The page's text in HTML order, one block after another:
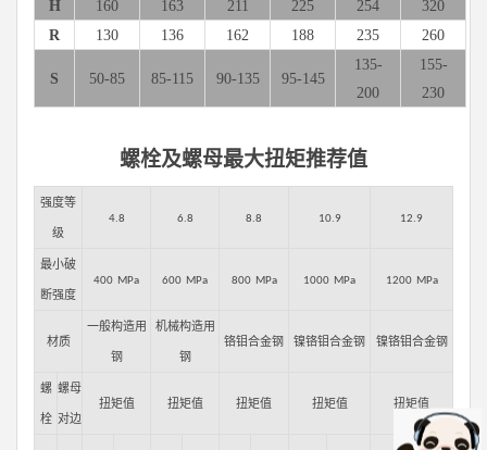
H 160 163 211 225 254
320
R
130 136 162 188 235 260
S 50-85 85-115 90-135 95-145
135-
200
155-
230
螺栓及螺母最大扭矩推荐值
强度等
级
4.8 6.8 8.8 10.9 12.9
最小破
断强度
400 MPa 600 MPa 800 MPa 1000 MPa 1200 MPa
材质
一般构造用
钢
机械构造用
钢
铬钼合金钢 镍铬钼合金钢 镍铬钼合金钢
螺
栓
螺母
对边
扭矩值 扭矩值 扭矩值 扭矩值 扭矩值